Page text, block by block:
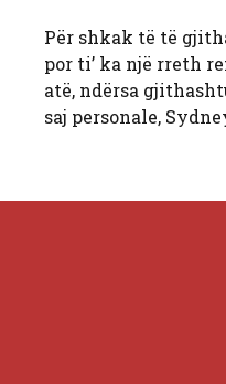
Për shkak të të
por ti’ ka një rreth
atë, ndërsa
saj personale,